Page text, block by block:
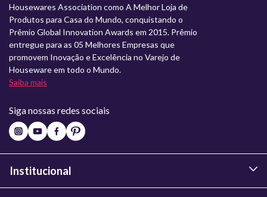
Housewares Association como A Melhor Loja de
Produtos para Casa do Mundo, conquistando o
Prêmio Global Innovation Awards em 2015. Prêmio
entregue para as 05 Melhores Empresas que
promovem Inovação e Excelência no Varejo de
Houseware em todo o Mundo.
Saiba mais
Siga nossas redes sociais
Institucional